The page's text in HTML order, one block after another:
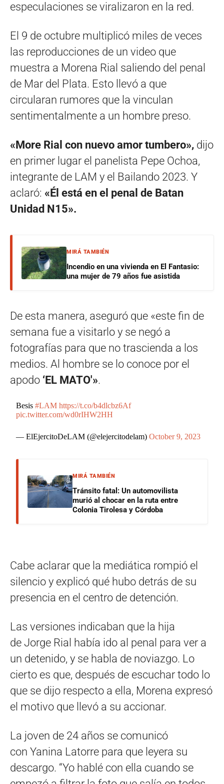
especulaciones se viralizaron en la red.
El 9 de octubre multiplicó miles de veces
las reproducciones de un video que
muestra a Morena Rial saliendo del penal
de Mar del Plata. Esto llevó a que
circularan rumores que la vinculan
sentimentalmente a un hombre preso.
«More Rial con nuevo amor tumbero», dijo
en primer lugar el panelista Pepe Ochoa,
integrante de LAM y el Bailando 2023. Y
aclaró: «Él está en el penal de Batan
Unidad N15».
MIRÁ TAMBIÉN
Incendio en una vivienda en El Fantasio:
una mujer de 79 años fue asistida
De esta manera, aseguró que «este fin de
semana fue a visitarlo y se negó a
fotografías para que no trascienda a los
medios. Al hombre se lo conoce por el
apodo ‘EL MATO'».
Besis#LAM https://t.co/b4dlcbz6Af
pic.twitter.com/wd0rIHW2HH
— ElEjercitoDeLAM (@elejercitodelam)October 9, 2023
MIRÁ TAMBIÉN
Tránsito fatal: Un automovilista
murió al chocar en la ruta entre
Colonia Tirolesa y Córdoba
Cabe aclarar que la mediática rompió el
silencio y explicó qué hubo detrás de su
presencia en el centro de detención.
Las versiones indicaban que la hija
de Jorge Rial había ido al penal para ver a
un detenido, y se habla de noviazgo. Lo
cierto es que, después de escuchar todo lo
que se dijo respecto a ella, Morena expresó
el motivo que llevó a su accionar.
La joven de 24 años se comunicó
con Yanina Latorre para que leyera su
descargo. “Yo hablé con ella cuando se